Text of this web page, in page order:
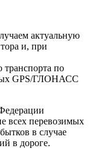
актуальную
и, при
по
GPS/ГЛОНАСС
всех перевозимых
в случае
в дороге.